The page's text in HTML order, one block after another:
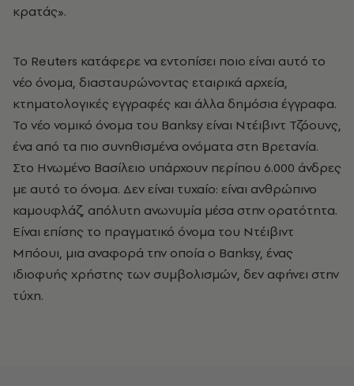
κρατάς».
Το Reuters κατάφερε να εντοπίσει ποιο είναι αυτό το
νέο όνομα, διασταυρώνοντας εταιρικά αρχεία,
κτηματολογικές εγγραφές και άλλα δημόσια έγγραφα.
Το νέο νομικό όνομα του Banksy είναι Ντέιβιντ Τζόουνς,
ένα από τα πιο συνηθισμένα ονόματα στη Βρετανία.
Στο Ηνωμένο Βασίλειο υπάρχουν περίπου 6.000 άνδρες
με αυτό το όνομα. Δεν είναι τυχαίο: είναι ανθρώπινο
καμουφλάζ, απόλυτη ανωνυμία μέσα στην ορατότητα.
Είναι επίσης το πραγματικό όνομα του Ντέιβιντ
Μπόουι, μια αναφορά την οποία ο Banksy, ένας
ιδιοφυής χρήστης των συμβολισμών, δεν αφήνει στην
τύχη.